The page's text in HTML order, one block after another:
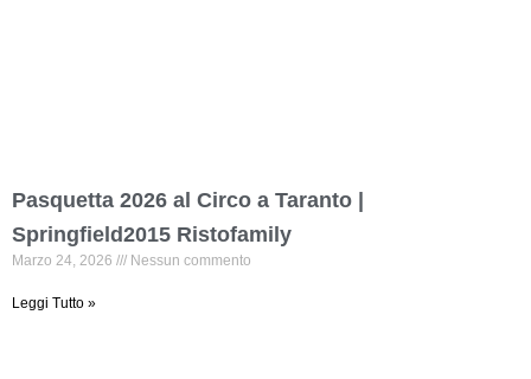
Pasquetta 2026 al Circo a Taranto |
Springfield2015 Ristofamily
Marzo 24, 2026 Nessun commento
Leggi Tutto »